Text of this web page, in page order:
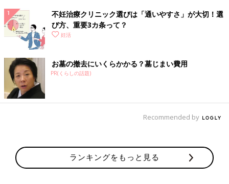
不妊治療クリニック選びは「通いやすさ」が大切！選
び方、重要3カ条って？
妊活
お墓の撤去にいくらかかる？墓じまい費用
PR(くらしの話題)
Recommended by
ランキングをもっと見る